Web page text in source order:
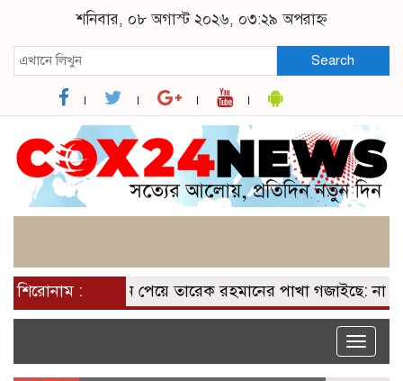
শনিবার, ০৮ অগাস্ট ২০২৬, ০৩:২৯ অপরাহ্ন
Search
শিরোনাম :২০০ আসন পেয়ে তারেক রহমানের পাখা গজাইছে:
Toggle